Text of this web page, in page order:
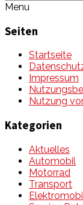
Menu
Seiten
Startseite
Impressum
Nutzung
Kategorien
Aktuelles
Automobil
Motorrad
Transport